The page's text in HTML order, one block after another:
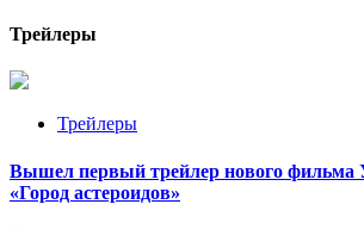
Трейлеры
Трейлеры
Вышел первый трейлер нового фильма
«Город астероидов»